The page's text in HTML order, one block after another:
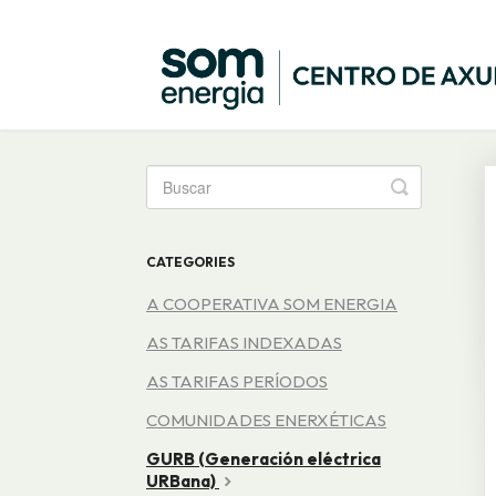
Toggle
Search
CATEGORIES
A COOPERATIVA SOM ENERGIA
AS TARIFAS INDEXADAS
AS TARIFAS PERÍODOS
COMUNIDADES ENERXÉTICAS
GURB (Generación eléctrica
URBana)